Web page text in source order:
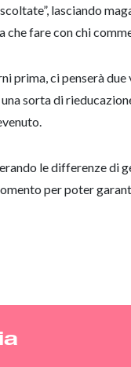
lasciando
che fare con chi
prima, ci penserà
sorta di
le differenze di
per poter